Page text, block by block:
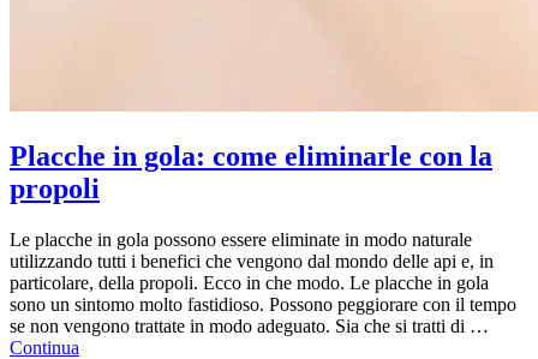
Placche in gola: come eliminarle con la
propoli
Le placche in gola possono essere eliminate in modo naturale
utilizzando tutti i benefici che vengono dal mondo delle api e, in
particolare, della propoli. Ecco in che modo. Le placche in gola
sono un sintomo molto fastidioso. Possono peggiorare con il tempo
se non vengono trattate in modo adeguato. Sia che si tratti di …
Continua